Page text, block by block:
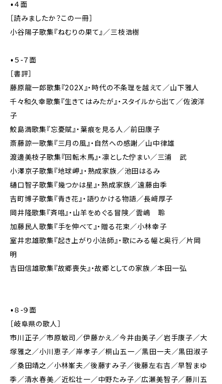
•４面
［読みましたか？この一冊］
小谷陽子歌集『ねむりの果て』／三枝浩樹
•５-７面
［書評］
藤原龍一郎歌集『202X』・時代の不条理を越えて／山下雅人
千々和久幸歌集『生きてはみたが』・スタイルから出て／佐波洋
子
鮫島満歌集『忘憂賦』・葉痕を見る人／前田康子
斎藤諒一歌集『三月の風』・自然への感謝／山中律雄
渡邊美枝子歌集『回転木馬』・凛とした佇まい／三浦 武
小澤京子歌集『地球岬』・熟成家族／池田はるみ
樋口智子歌集『幾つかは星』・熟成家族／遠藤由季
吉町博子歌集『青き花』・語りかける物語／長﨑厚子
岡井隆歌集『斉唱』・山羊をめぐる冒険／雲嶋 聆
加藤民人歌集『手を伸べて』・贈る花束／小林幸子
室井忠雄歌集『起き上がり小法師』・歌にみる幅と奥行／片岡
明
吉田信雄歌集『故郷喪失』・故郷としての家族／本田一弘
•８-９面
［岐阜県の歌人］
市川正子／市原敏司／伊藤かえ／今井由美子／岩手康子／大
塚雅之／小川恵子／岸孝子／桐山五一／黒田一夫／黒田淑子
／桑田靖之／小林峯夫／後藤すみ子／後藤左右吉／早智まゆ
季／清水春美／近松壮一／中野たみ子／広瀬美智子／藤川五